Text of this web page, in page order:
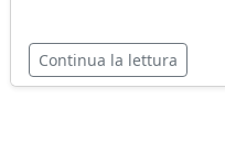
Continua la lettura